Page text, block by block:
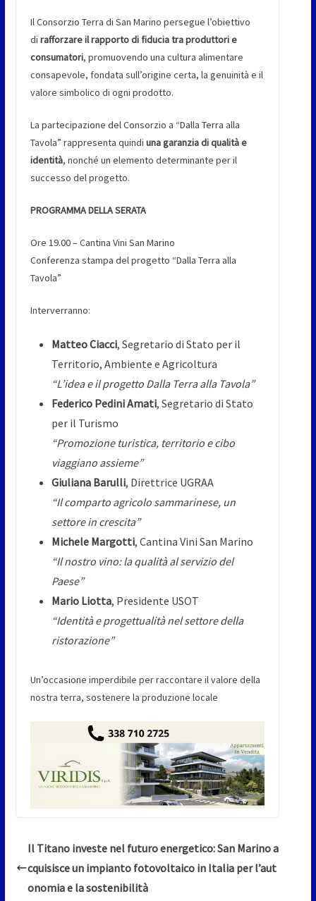
Il Consorzio Terra di San Marino persegue l’obiettivo
di rafforzare il rapporto di fiducia tra produttori e
consumatori, promuovendo una cultura alimentare
consapevole, fondata sull’origine certa, la genuinità e il
valore simbolico di ogni prodotto.
La partecipazione del Consorzio a “Dalla Terra alla
Tavola” rappresenta quindi una garanzia di qualità e
identità, nonché un elemento determinante per il
successo del progetto.
PROGRAMMA DELLA SERATA
Ore 19.00 – Cantina Vini San Marino
Conferenza stampa del progetto “Dalla Terra alla
Tavola”
Interverranno:
Matteo Ciacci, Segretario di Stato per il
Territorio, Ambiente e Agricoltura
“L’idea e il progetto Dalla Terra alla Tavola”
Federico Pedini Amati, Segretario di Stato
per il Turismo
“Promozione turistica, territorio e cibo
viaggiano assieme”
Giuliana Barulli, Direttrice UGRAA
“Il comparto agricolo sammarinese, un
settore in crescita”
Michele Margotti, Cantina Vini San Marino
“Il nostro vino: la qualità al servizio del
Paese”
Mario Liotta, Presidente USOT
“Identità e progettualità nel settore della
ristorazione”
Un’occasione imperdibile per raccontare il valore della
nostra terra, sostenere la produzione locale
Il Titano investe nel futuro energetico: San Marino a
cquisisce un impianto fotovoltaico in Italia per l’aut
onomia e la sostenibilità